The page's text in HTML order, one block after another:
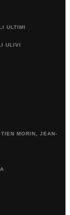
ULTIMI
ULIVI
MORIN, JEAN-